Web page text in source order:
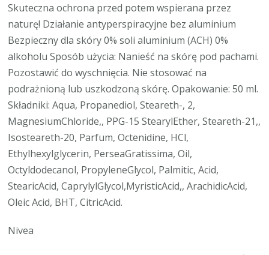
Skuteczna ochrona przed potem wspierana przez
naturę! Działanie antyperspiracyjne bez aluminium
Bezpieczny dla skóry 0% soli aluminium (ACH) 0%
alkoholu Sposób użycia: Nanieść na skórę pod pachami.
Pozostawić do wyschnięcia. Nie stosować na
podrażnioną lub uszkodzoną skórę. Opakowanie: 50 ml.
Składniki: Aqua, Propanediol, Steareth-, 2,
MagnesiumChloride,, PPG-15 StearylEther, Steareth-21,,
Isosteareth-20, Parfum, Octenidine, HCl,
Ethylhexylglycerin, PerseaGratissima, Oil,
Octyldodecanol, PropyleneGlycol, Palmitic, Acid,
StearicAcid, CaprylylGlycol,MyristicAcid,, ArachidicAcid,
Oleic Acid, BHT, CitricAcid.
Nivea